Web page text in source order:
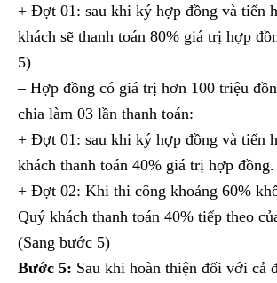
+ Đợt 01: sau khi ký hợp đồng và tiến
khách sẽ thanh toán 80% giá trị hợp
5)
– Hợp đồng có giá trị hơn 100 triệu
chia làm 03 lần thanh toán:
+ Đợt 01: sau khi ký hợp đồng và tiến
khách thanh toán 40% giá trị hợp đồng.
+ Đợt 02: Khi thi công khoảng 60%
Quý khách thanh toán 40% tiếp theo
(Sang bước 5)
Bước 5: Sau khi hoàn thiện đối với cả